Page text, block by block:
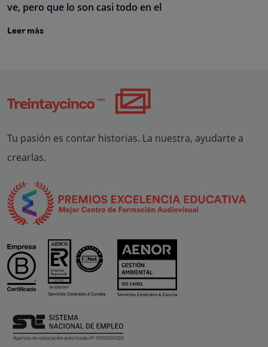
ve, pero que lo son casi todo en el
Leer más
Tu pasión es contar historias. La nuestra, ayudarte a
crearlas.